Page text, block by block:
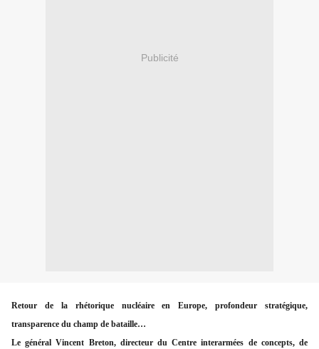
Publicité
Retour de la rhétorique nucléaire en Europe, profondeur stratégique,
transparence du champ de bataille…
Le général Vincent Breton, directeur du Centre interarmées de concepts, de